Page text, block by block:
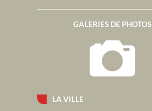
LA VILLE
GALERIES DE PHOTOS